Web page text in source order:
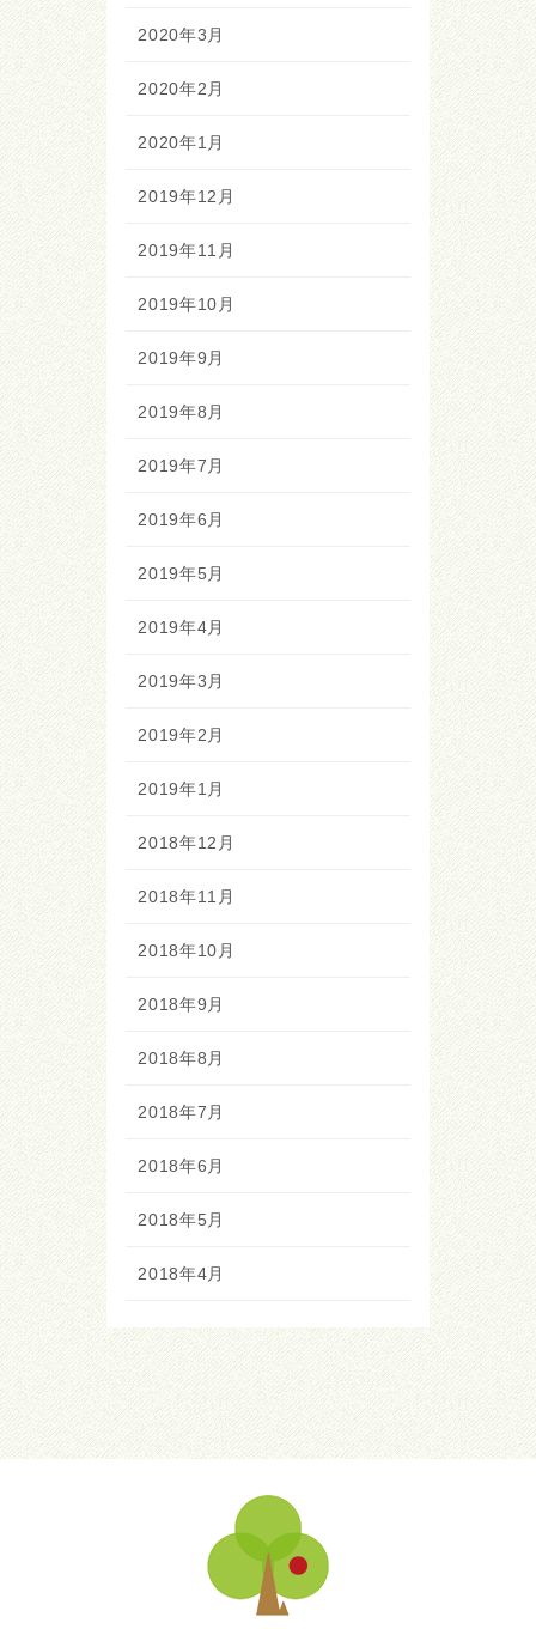
2020年3月
2020年2月
2020年1月
2019年12月
2019年11月
2019年10月
2019年9月
2019年8月
2019年7月
2019年6月
2019年5月
2019年4月
2019年3月
2019年2月
2019年1月
2018年12月
2018年11月
2018年10月
2018年9月
2018年8月
2018年7月
2018年6月
2018年5月
2018年4月